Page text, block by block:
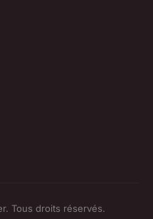
Tous droits réservés.